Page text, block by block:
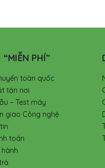
“MIỄN PHÍ”
toàn quốc
tận nơi
– Test máy
giao Công nghệ
toán